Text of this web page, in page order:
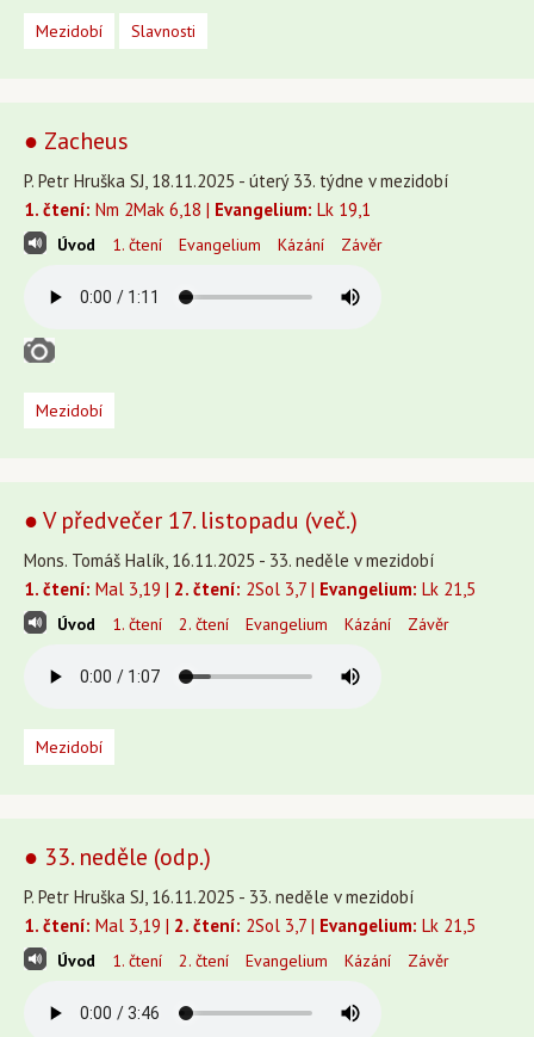
Mezidobí Slavnosti
● Zacheus
P. Petr Hruška SJ, 18.11.2025 - úterý 33. týdne v mezidobí
1. čtení: Nm 2Mak 6,18 | Evangelium: Lk 19,1
Úvod 1. čtení Evangelium Kázání Závěr
Mezidobí
● V předvečer 17. listopadu (več.)
Mons. Tomáš Halík, 16.11.2025 - 33. neděle v mezidobí
1. čtení: Mal 3,19 | 2. čtení: 2Sol 3,7 | Evangelium: Lk 21,5
Úvod 1. čtení 2. čtení Evangelium Kázání Závěr
Mezidobí
● 33. neděle (odp.)
P. Petr Hruška SJ, 16.11.2025 - 33. neděle v mezidobí
1. čtení: Mal 3,19 | 2. čtení: 2Sol 3,7 | Evangelium: Lk 21,5
Úvod 1. čtení 2. čtení Evangelium Kázání Závěr